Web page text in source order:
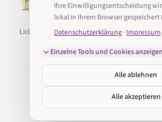
Lichter in Sachsen ist Teil von Taucha24.
©2026Lichter in Sachsen. Alle
Erstellt mit
in
Ihre Einwilligungsentscheidung
lokal in Ihrem Browser gespeichert
Datenschutzerklärung· Impressum
Einzelne Tools und Cookies anzeigen
Alle ablehnen
Alle akzeptieren